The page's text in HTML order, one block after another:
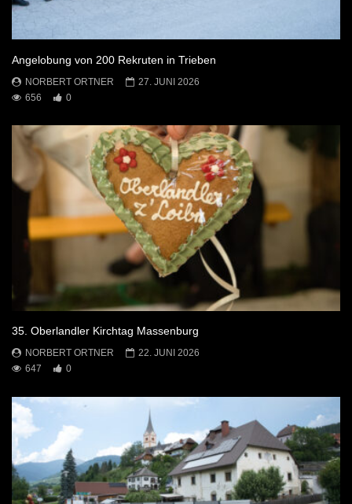
Angelobung von 200 Rekruten in Trieben
NORBERT ORTNER
27. JUNI 2026
656
0
35. Oberlandler Kirchtag Massenburg
NORBERT ORTNER
22. JUNI 2026
647
0